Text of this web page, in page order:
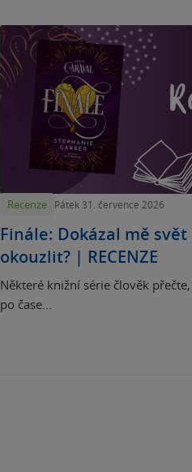
Recenze Pátek 31. července 2026
Finále: Dokázal mě
okouzlit? | RECENZE
Některé knižní série člověk
po čase...